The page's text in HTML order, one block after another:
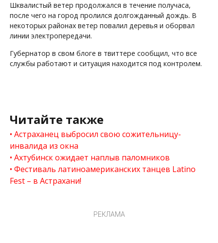
Шквалистый ветер продолжался в течение получаса,
после чего на город пролился долгожданный дождь. В
некоторых районах ветер повалил деревья и оборвал
линии электропередачи.
Губернатор в свом блоге в твиттере сообщил, что все
службы работают и ситуация находится под контролем.
Читайте также
Астраханец выбросил свою сожительницу-
инвалида из окна
Ахтубинск ожидает наплыв паломников
Фестиваль латиноамериканских танцев Latino
Fest – в Астрахани!
РЕКЛАМА